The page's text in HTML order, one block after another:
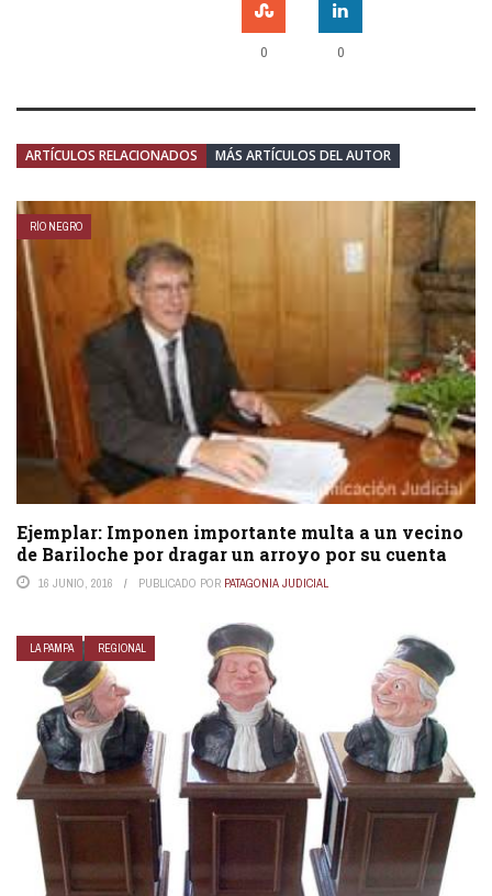
0 0
ARTÍCULOS RELACIONADOS MÁS ARTÍCULOS DEL AUTOR
RÍO NEGRO
Ejemplar: Imponen importante multa a un vecino
de Bariloche por dragar un arroyo por su cuenta
16 JUNIO, 2016 PUBLICADO POR PATAGONIA JUDICIAL
LA PAMPA REGIONAL